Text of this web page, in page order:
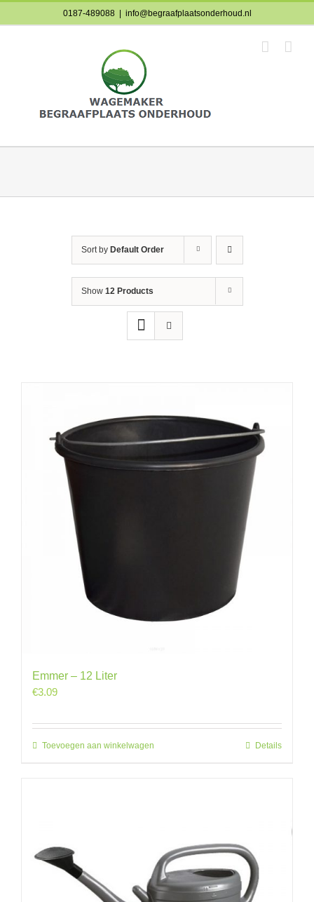
to
0187-489088 info@begraafplaatsonderhoud.nl
Sort by Default Order
Show 12 Products
Emmer – 12 Liter
€3.09
Toevoegen aan winkelwagen Details